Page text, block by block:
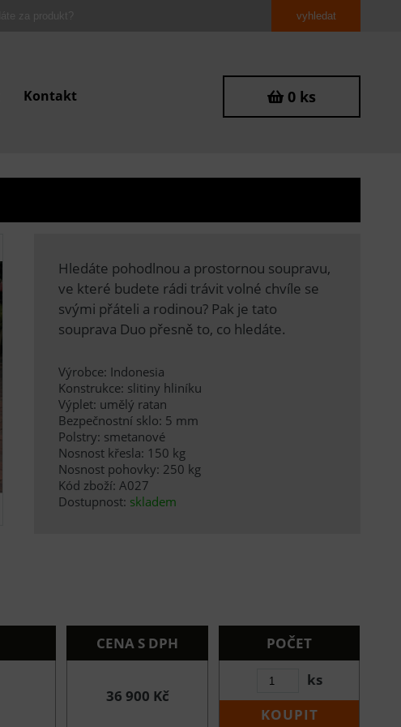
Kontakt 0 ks
Hledáte pohodlnou a prostornou soupravu,
ve které budete rádi trávit volné chvíle se
svými přáteli a rodinou? Pak je tato
souprava Duo přesně to, co hledáte.
Výrobce: Indonesia
Konstrukce: slitiny hliníku
Výplet: umělý ratan
Bezpečnostní sklo: 5 mm
Polstry: smetanové
Nosnost křesla: 150 kg
Nosnost pohovky: 250 kg
Kód zboží: A027
Dostupnost: skladem
CENA S DPH POČET
36 900 Kč
ks
KOUPIT